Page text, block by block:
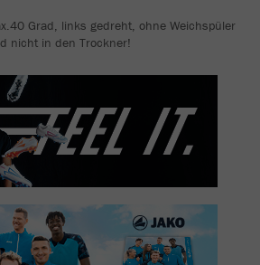
Grad, links gedreht, ohne Weichspüler
nicht in den Trockner!